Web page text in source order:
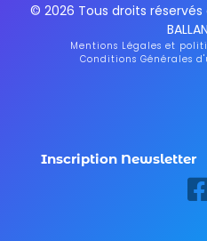
© 2026 Tous droits
Mentions Légales et
Conditions Générales
Inscription Newsletter